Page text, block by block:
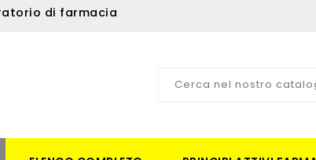
di farmacia